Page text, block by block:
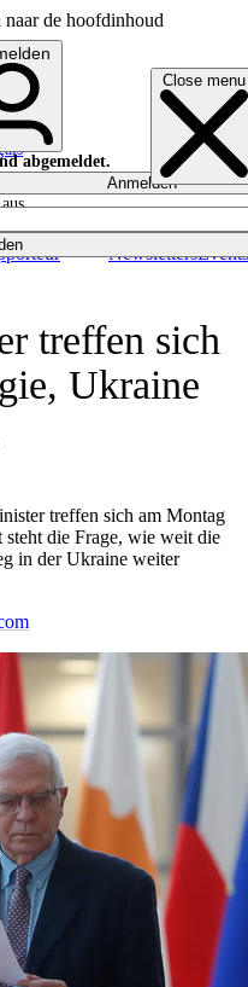
naar de hoofdinhoud
Close menu
NewslettersEvents
abgemeldet.
Anmelden
treffen sich
Ukraine
treffen sich am Montag
die Frage, wie weit die
in der Ukraine weiter